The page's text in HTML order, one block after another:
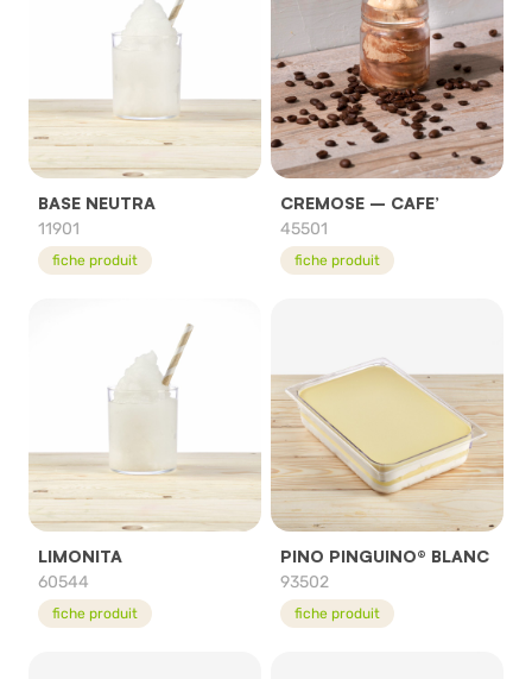
BASE NEUTRA
11901
fiche produit
CREMOSE – CAFE’
45501
fiche produit
LIMONITA
60544
fiche produit
PINO PINGUINO® BLANC
93502
fiche produit